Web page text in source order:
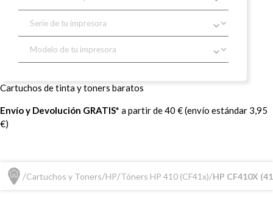
Cartuchos de tinta y toners baratos
Envío y Devolución GRATIS* a partir de 40 € (envío estándar 3,95
€)
Cartuchos y Toners HP Tóners HP 410 (CF41x) HP CF410X